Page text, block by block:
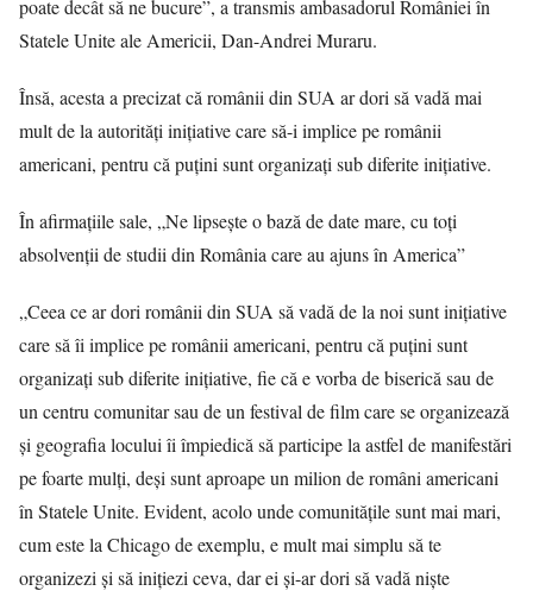
poate decât să ne bucure”, a transmis ambasadorul României în
Statele Unite ale Americii, Dan-Andrei Muraru.
Însă, acesta a precizat că românii din SUA ar dori să vadă mai
mult de la autorităţi iniţiative care să-i implice pe românii
americani, pentru că puţini sunt organizaţi sub diferite iniţiative.
În afirmaţiile sale, „Ne lipsește o bază de date mare, cu toţi
absolvenţii de studii din România care au ajuns în America”
„Ceea ce ar dori românii din SUA să vadă de la noi sunt iniţiative
care să îi implice pe românii americani, pentru că puţini sunt
organizaţi sub diferite iniţiative, fie că e vorba de biserică sau de
un centru comunitar sau de un festival de film care se organizează
şi geografia locului îi împiedică să participe la astfel de manifestări
pe foarte mulţi, deşi sunt aproape un milion de români americani
în Statele Unite. Evident, acolo unde comunităţile sunt mai mari,
cum este la Chicago de exemplu, e mult mai simplu să te
organizezi şi să iniţiezi ceva, dar ei şi-ar dori să vadă nişte